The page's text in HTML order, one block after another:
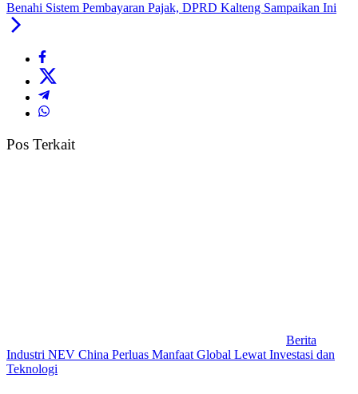
Benahi Sistem Pembayaran Pajak, DPRD Kalteng Sampaikan Ini
Pos Terkait
Berita
Industri NEV China Perluas Manfaat Global Lewat Investasi dan
Teknologi